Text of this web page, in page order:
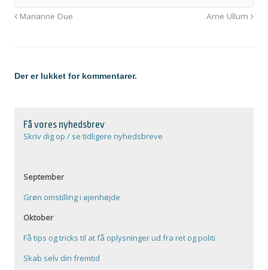
Marianne Due Arne Ullum
Der er lukket for kommentarer.
Få vores nyhedsbrev
Skriv dig op / se tidligere nyhedsbreve
September
Grøn omstilling i øjenhøjde
Oktober
Få tips og tricks til at få oplysninger ud fra ret og politi
Skab selv din fremtid